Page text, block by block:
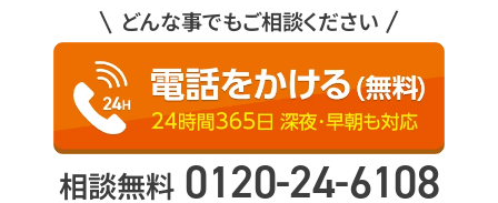
どんな事でもご相談ください
相談無料 0120-24-6108